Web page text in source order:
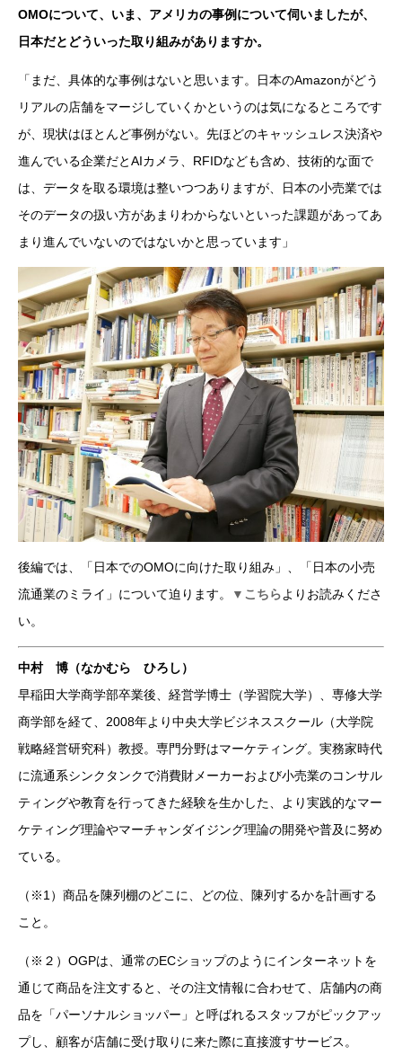
OMOについて、いま、アメリカの事例について伺いましたが、
日本だとどういった取り組みがありますか。
「まだ、具体的な事例はないと思います。日本のAmazonがどう
リアルの店舗をマージしていくかというのは気になるところです
が、現状はほとんど事例がない。先ほどのキャッシュレス決済や
進んでいる企業だとAIカメラ、RFIDなども含め、技術的な面で
は、データを取る環境は整いつつありますが、日本の小売業では
そのデータの扱い方があまりわからないといった課題があってあ
まり進んでいないのではないかと思っています」
後編では、「日本でのOMOに向けた取り組み」、「日本の小売
流通業のミライ」について迫ります。
▼こちらよりお読みくださ
い。
中村 博（なかむら ひろし）
早稲田大学商学部卒業後、経営学博士（学習院大学）、専修大学
商学部を経て、2008年より中央大学ビジネススクール（大学院
戦略経営研究科）教授。専門分野はマーケティング。実務家時代
に流通系シンクタンクで消費財メーカーおよび小売業のコンサル
ティングや教育を行ってきた経験を生かした、より実践的なマー
ケティング理論やマーチャンダイジング理論の開発や普及に努め
ている。
（※1）商品を陳列棚のどこに、どの位、陳列するかを計画する
こと。
（※２）OGPは、通常のECショップのようにインターネットを
通じて商品を注文すると、その注文情報に合わせて、店舗内の商
品を「パーソナルショッパー」と呼ばれるスタッフがピックアッ
プし、顧客が店舗に受け取りに来た際に直接渡すサービス。